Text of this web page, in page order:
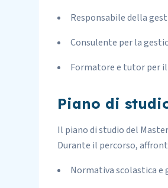
Responsabile della
Consulente per la
Formatore e tutor per
Piano di
Il piano di studio del
Durante il percorso,
Normativa scolastica